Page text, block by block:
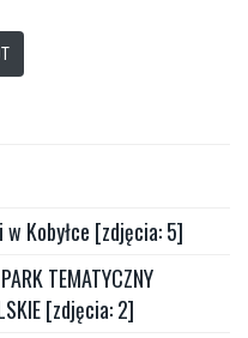
Kobyłce [zdjęcia: 5]
TEMATYCZNY
[zdjęcia: 2]